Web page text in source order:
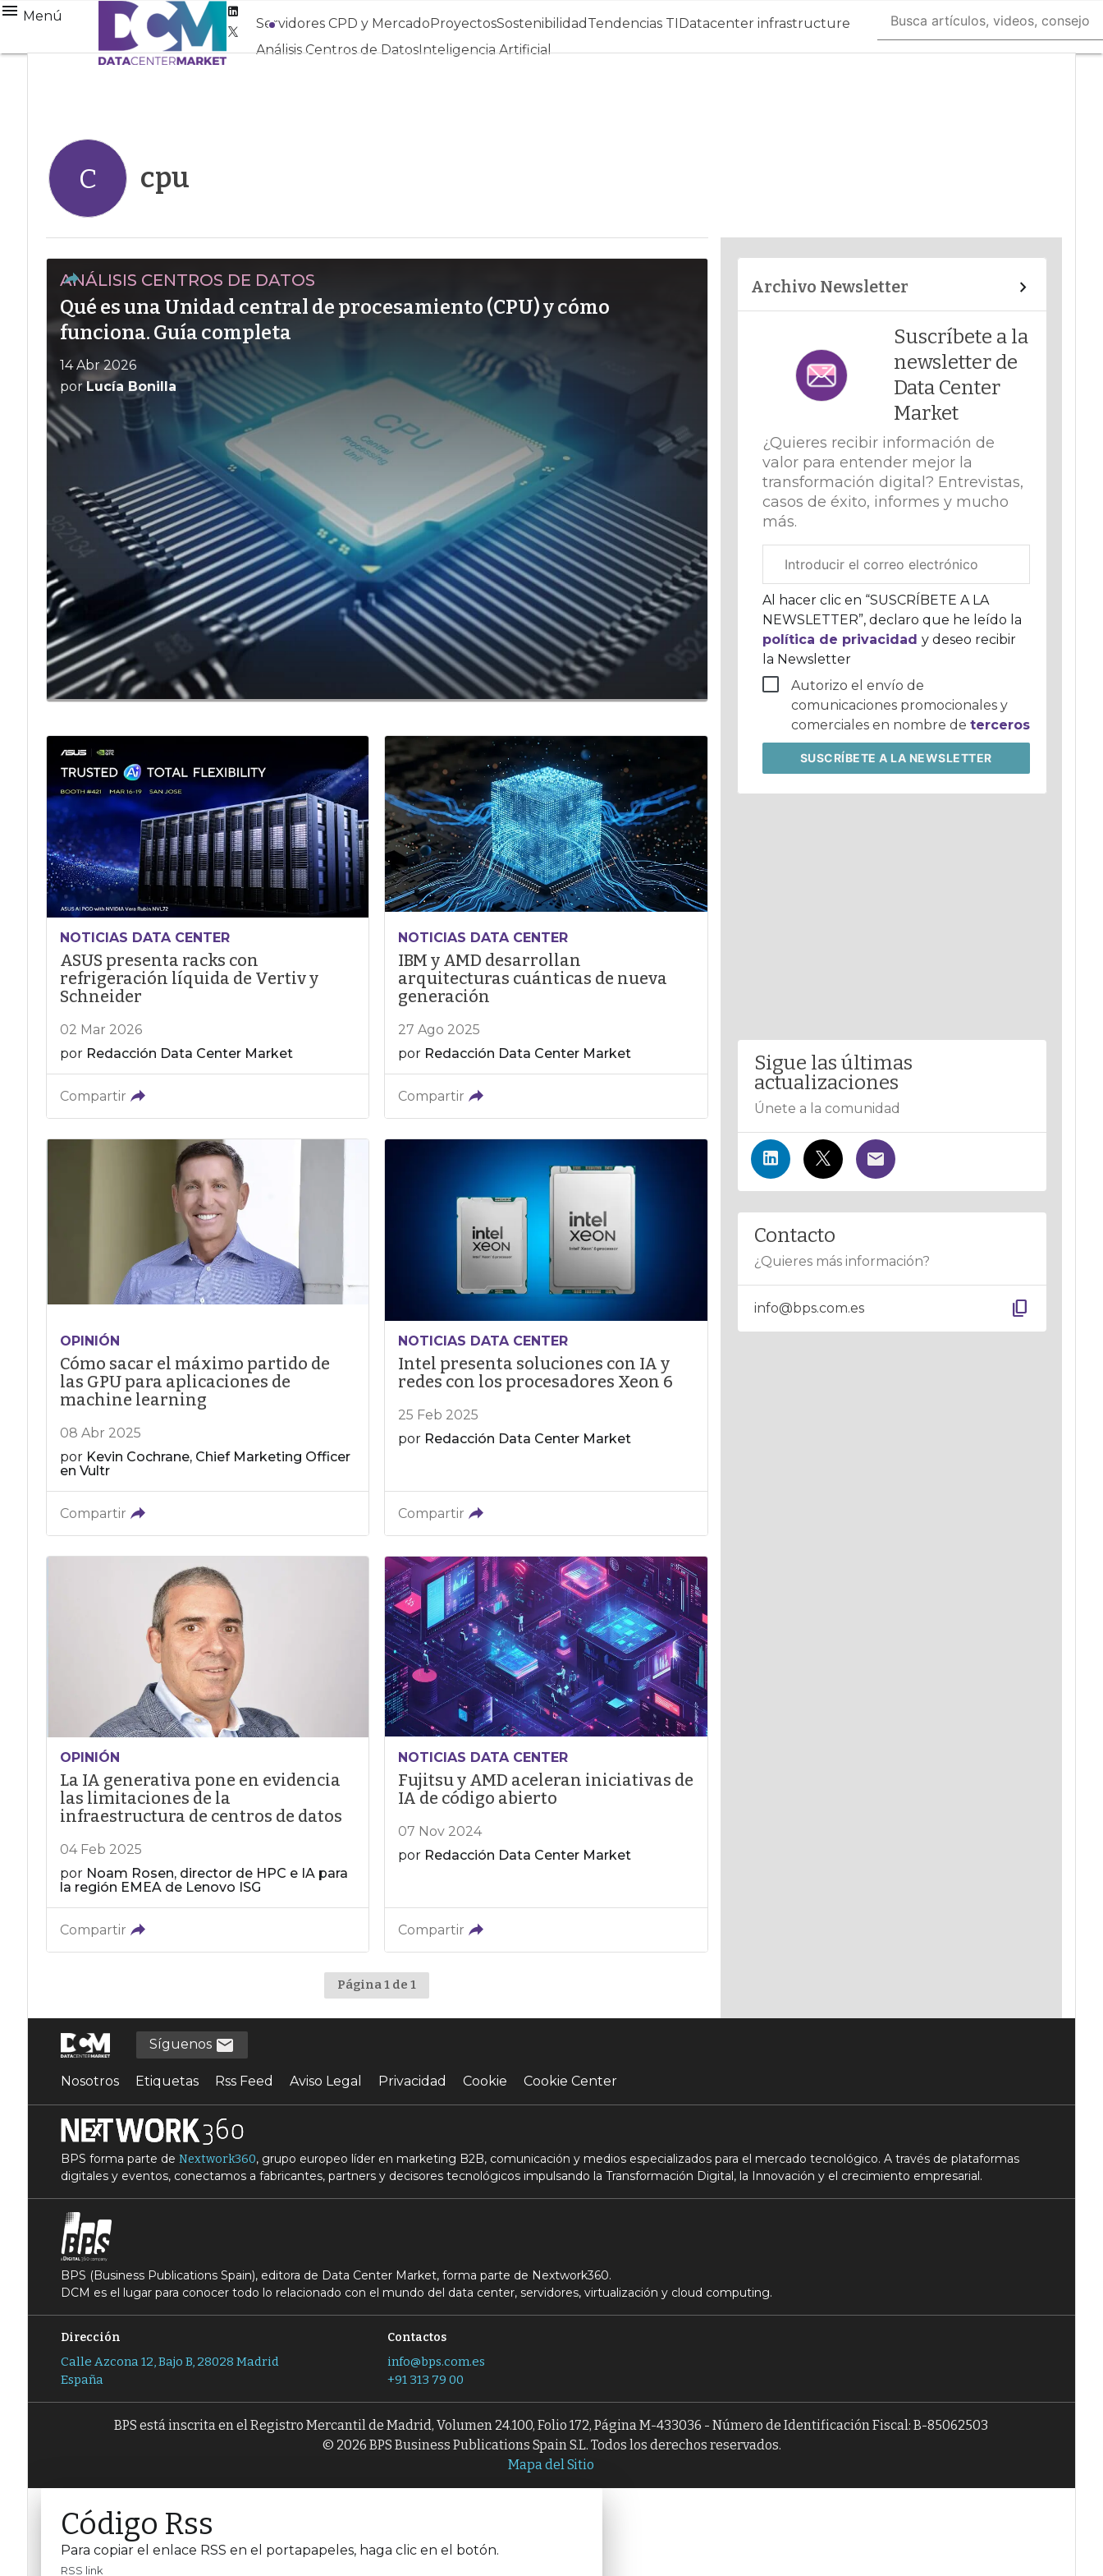
Menú
Twitter
Servidores CPD y MercadoProyectosSostenibilidad Tendencias TIDatacenter infrastructure
Análisis Centros de DatosInteligencia Artificial
C cpu
ANÁLISIS CENTROS DE DATOS
Qué es una Unidad central de procesamiento (CPU) y cómo
funciona. Guía completa
14 Abr 2026
porLucía Bonilla
NOTICIAS DATA CENTER
ASUS presenta racks con
refrigeración líquida de Vertiv y
Schneider
02 Mar 2026
por Redacción Data Center Market
Compartir
NOTICIAS DATA CENTER
IBM y AMD desarrollan
arquitecturas cuánticas de nueva
generación
27 Ago 2025
por Redacción Data Center Market
Compartir
OPINIÓN
Cómo sacar el máximo partido de
las GPU para aplicaciones de
machine learning
08 Abr 2025
por Kevin Cochrane, Chief Marketing Officer
en Vultr
Compartir
NOTICIAS DATA CENTER
Intel presenta soluciones con IA y
redes con los procesadores Xeon 6
25 Feb 2025
por Redacción Data Center Market
Compartir
OPINIÓN
La IA generativa pone en evidencia
las limitaciones de la
infraestructura de centros de datos
04 Feb 2025
por Noam Rosen, director de HPC e IA para
la región EMEA de Lenovo ISG
Compartir
NOTICIAS DATA CENTER
Fujitsu y AMD aceleran iniciativas de
IA de código abierto
07 Nov 2024
por Redacción Data Center Market
Compartir
Página 1 de 1
Archivo Newsletter
Suscríbete a la
newsletter de
Data Center
Market
¿Quieres recibir información de
valor para entender mejor la
transformación digital? Entrevistas,
casos de éxito, informes y mucho
más.
electrónico
corporativo
Al hacer clic en “SUSCRÍBETE A LA
NEWSLETTER”, declaro que he leído la
política de privacidad y deseo recibir
la Newsletter
Autorizo el envío de
comunicaciones promocionales y
comerciales en nombre de terceros
SUSCRÍBETEA LA NEWSLETTER
Sigue las últimas
actualizaciones
Únete a la comunidad
Contacto
¿Quieres más información?
info@bps.com.es content_copy
Síguenos
Nosotros Etiquetas Rss Feed Aviso Legal Privacidad Cookie Cookie Center
BPS forma parte de Nextwork360, grupo europeo líder en marketing B2B, comunicación y medios especializados para el mercado tecnológico. A través de plataformas
digitales y eventos, conectamos a fabricantes, partners y decisores tecnológicos impulsando la Transformación Digital, la Innovación y el crecimiento empresarial.
BPS (Business Publications Spain), editora de Data Center Market, forma parte de Nextwork360.
DCM es el lugar para conocer todo lo relacionado con el mundo del data center, servidores, virtualización y cloud computing.
Dirección
Calle Azcona 12, Bajo B, 28028 Madrid
España
Contactos
info@bps.com.es
+91 313 79 00
BPS está inscrita en el Registro Mercantil de Madrid, Volumen 24.100, Folio 172, Página M-433036 - Número de Identificación Fiscal: B-85062503
© 2026 BPS Business Publications Spain S.L. Todos los derechos reservados.
Mapa del Sitio
Código Rss
Para copiar el enlace RSS en el portapapeles, haga clic en el botón.
RSS link